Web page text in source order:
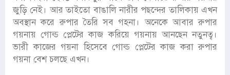
জুড়ি নেই। আর তাইতো বাঙালি নারীর পছন্দের তালিকায় এখন
অবস্থান করে রুপার তৈরি সব গহনা। অনেকে আবার রুপার
গয়নায় গোল্ড প্লেটের কাজ করিয়ে গয়নায় আনছেন নতুনত্ব।
ভারী কাজের গয়না হিসেবে গোল্ড প্লেটের কাজ করা রুপার
গয়না বেশ চলছে এখন।